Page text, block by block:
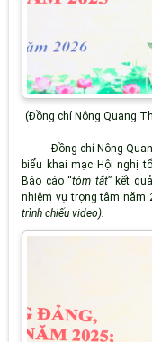
(Đồng chí Nông Quang
Đồng chí Nông Quang
biểu khai mạc Hội nghị
Báo cáo “tóm tắt” kết
nhiệm vụ trọng tâm năm
trình chiếu video).